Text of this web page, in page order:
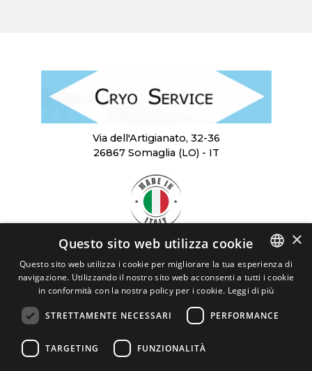
Via dell'Artigianato, 32-36
26867 Somaglia (LO) - IT
SCARICA
LA BROCHURE
CRYO SERVICE
REA: LO - 1454309
ITALIAN
×
Questo sito web utilizza cookie
Questo sito web utilizza i cookie per migliorare la tua esperienza di
navigazione. Utilizzando il nostro sito web acconsenti a tutti i cookie
in conformità con la nostra policy per i cookie. Leggi di più
STRETTAMENTE NECESSARI PERFORMANCE
TARGETING FUNZIONALITÀ